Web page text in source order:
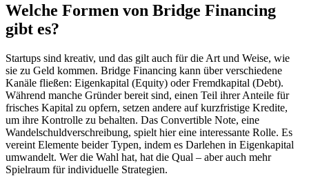
Welche Formen von Bridge Financing
gibt es?
Startups sind kreativ, und das gilt auch für die Art und Weise, wie
sie zu Geld kommen. Bridge Financing kann über verschiedene
Kanäle fließen: Eigenkapital (Equity) oder Fremdkapital (Debt).
Während manche Gründer bereit sind, einen Teil ihrer Anteile für
frisches Kapital zu opfern, setzen andere auf kurzfristige Kredite,
um ihre Kontrolle zu behalten. Das Convertible Note, eine
Wandelschuldverschreibung, spielt hier eine interessante Rolle. Es
vereint Elemente beider Typen, indem es Darlehen in Eigenkapital
umwandelt. Wer die Wahl hat, hat die Qual – aber auch mehr
Spielraum für individuelle Strategien.